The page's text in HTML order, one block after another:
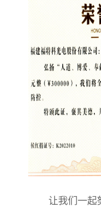
让我们一起努